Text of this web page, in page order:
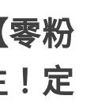
零粉
！定